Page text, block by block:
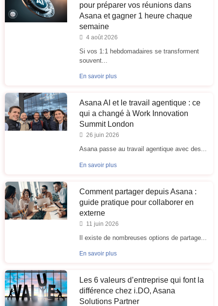
pour préparer vos réunions dans
Asana et gagner 1 heure chaque
semaine
4 août 2026
Si vos 1:1 hebdomadaires se transforment
souvent...
En savoir plus
Asana AI et le travail agentique : ce
qui a changé à Work Innovation
Summit London
26 juin 2026
Asana passe au travail agentique avec des...
En savoir plus
Comment partager depuis Asana :
guide pratique pour collaborer en
externe
11 juin 2026
Il existe de nombreuses options de partage...
En savoir plus
Les 6 valeurs d’entreprise qui font la
différence chez i.DO, Asana
Solutions Partner